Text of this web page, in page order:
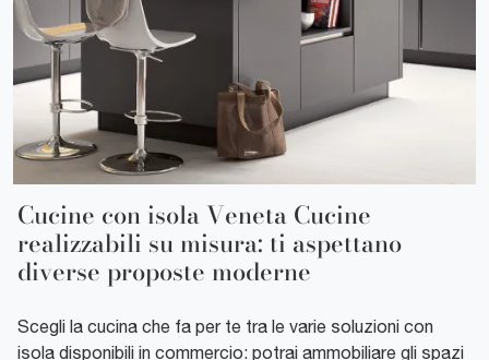
Cucine con isola Veneta Cucine
realizzabili su misura: ti aspettano
diverse proposte moderne
Scegli la cucina che fa per te tra le varie soluzioni con
isola disponibili in commercio: potrai ammobiliare gli spazi